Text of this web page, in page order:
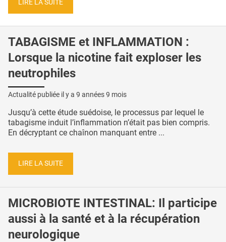
LIRE LA SUITE
TABAGISME et INFLAMMATION :
Lorsque la nicotine fait exploser les
neutrophiles
Actualité publiée il y a 9 années 9 mois
Jusqu’à cette étude suédoise, le processus par lequel le
tabagisme induit l’inflammation n’était pas bien compris.
En décryptant ce chaînon manquant entre ...
LIRE LA SUITE
MICROBIOTE INTESTINAL: Il participe
aussi à la santé et à la récupération
neurologique